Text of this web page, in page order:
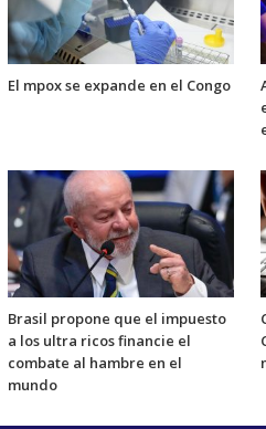
El mpox se expande en el Congo
Brasil propone que el impuesto
a los ultra ricos financie el
combate al hambre en el
mundo